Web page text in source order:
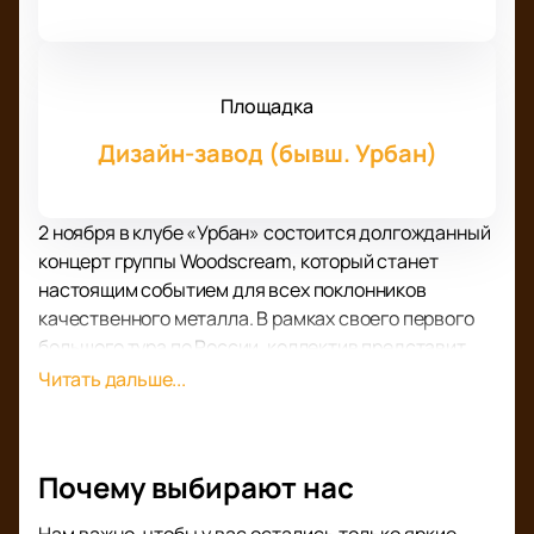
Площадка
Дизайн-завод (бывш. Урбан)
2 ноября в клубе «Урбан» состоится долгожданный
концерт группы Woodscream, который станет
настоящим событием для всех поклонников
качественного металла. В рамках своего первого
большого тура по России, коллектив представит
свежий альбом «Чёрные птицы». Этот альбом уже
Woodscream, начавшие свой творческий путь в
Читать дальше...
Почему выбирают нас